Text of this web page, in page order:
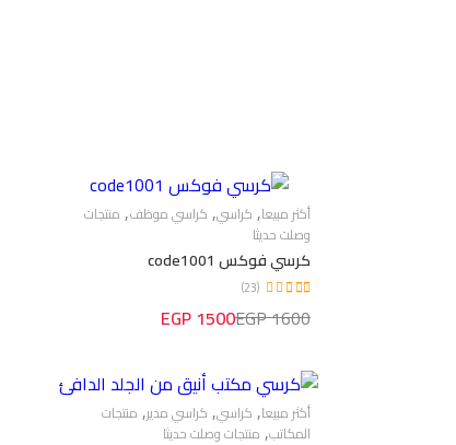
أكثر مبيعا, كراسي, كراسي موظف, منتجات
وصلت حديثا
كرسي فوكس code1001
(23)
1600 EGP
1500 EGP
أكثر مبيعا, كراسي, كراسي مدير, منتجات
المكاتب, منتجات وصلت حديثا